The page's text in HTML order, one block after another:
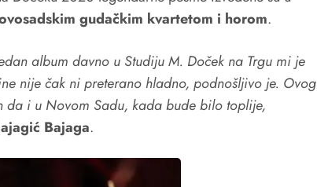
gudačkim kvartetom i horom.
album davno u Studiju M. Doček na Trgu mi je
nije čak ni preterano hladno, podnošljivo je. Ovog
i u Novom Sadu, kada bude bilo toplije,
Bajaga.